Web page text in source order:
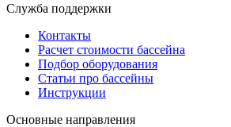
Служба поддержки
Контакты
Расчет стоимости бассейна
Подбор оборудования
Статьи про бассейны
Инструкции
Основные направления